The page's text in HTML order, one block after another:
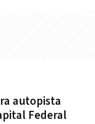
autopista
Federal